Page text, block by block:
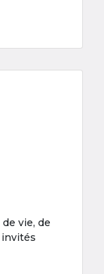
vie, de
invités